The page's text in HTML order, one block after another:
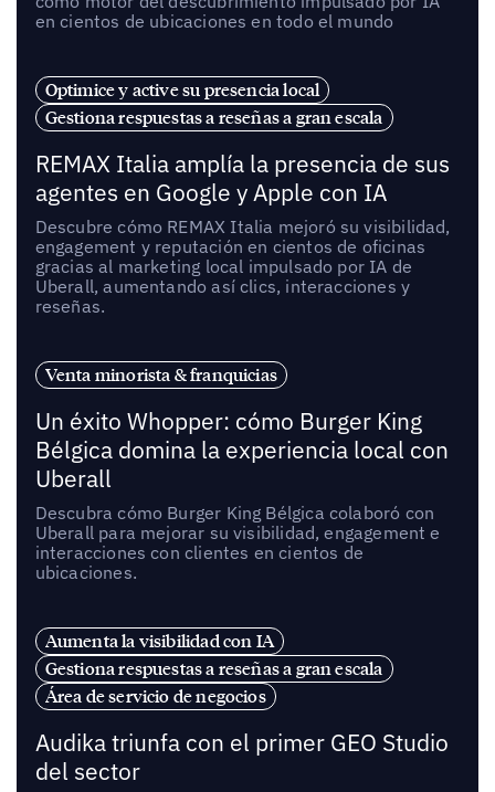
en cientos de ubicaciones en todo el mundo
Optimice y active su presencia local
Gestiona respuestas a reseñas a gran escala
REMAX Italia amplía la presencia de sus
agentes en Google y Apple con IA
Descubre cómo REMAX Italia mejoró su visibilidad,
engagement y reputación en cientos de oficinas
gracias al marketing local impulsado por IA de
Uberall, aumentando así clics, interacciones y
reseñas.
Venta minorista & franquicias
Un éxito Whopper: cómo Burger King
Bélgica domina la experiencia local con
Uberall
Descubra cómo Burger King Bélgica colaboró con
Uberall para mejorar su visibilidad, engagement e
interacciones con clientes en cientos de
ubicaciones.
Aumenta la visibilidad con IA
Gestiona respuestas a reseñas a gran escala
Área de servicio de negocios
Audika triunfa con el primer GEO Studio
del sector